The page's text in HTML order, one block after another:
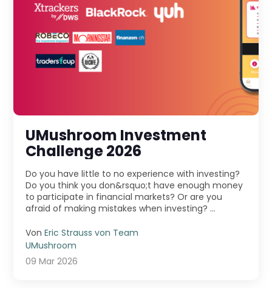
UMushroom Investment
Challenge 2026
Do you have little to no experience with investing?
Do you think you don&rsquo;t have enough money
to participate in financial markets? Or are you
afraid of making mistakes when investing? ...
VonEric Strauss von Team
UMushroom
09 Mar 2026